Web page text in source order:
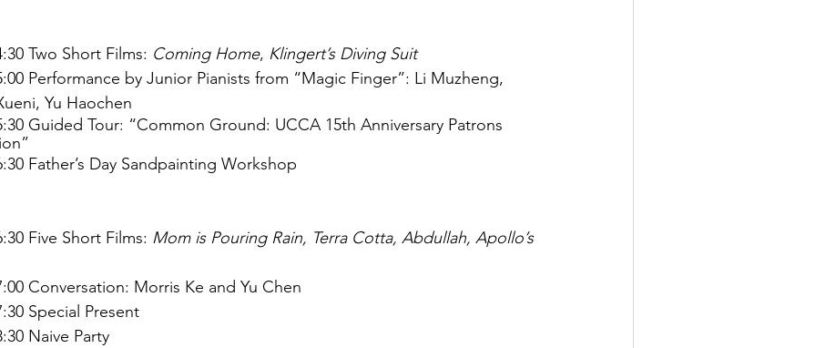
Two Short Films: Coming Home, Klingert’s Diving Suit
Performance by Junior Pianists from “Magic Finger”: Li Muzheng,
Yu Haochen
Guided Tour: “Common Ground: UCCA 15th Anniversary Patrons
Father’s Day Sandpainting Workshop
Five Short Films: Mom is Pouring Rain, Terra Cotta, Abdullah, Apollo’s
Conversation: Morris Ke and Yu Chen
Special Present
Naive Party